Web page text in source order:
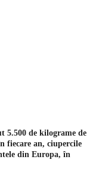
5.500 de kilograme de
fiecare an, ciupercile
din Europa, în